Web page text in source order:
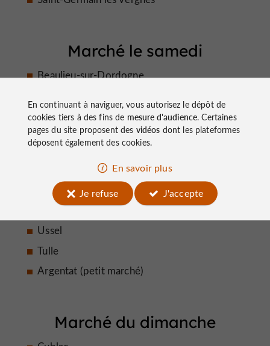
Marché le samedi
Beaulieu-sur-Dordogne
Treignac
Uzerche
Bort-les-Orgues : 2 eet 4e samedi matin de
chaque mois
Brive
Ussel
Tulle
Argentat (petit marché)
Marché du dimanche
En continuant à naviguer, vous autorisez le dépôt de
cookies tiers à des fins de mesure d'audience. Certaines
pages du site proposent des vidéos dont les plateformes
déposent également des cookies.
En savoir plus
Je refuse
J'accepte